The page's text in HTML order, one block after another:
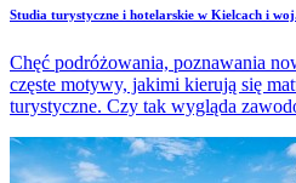
Studia turystyczne i hotelarskie w Kielcach i
Chęć podróżowania, poznawania
częste motywy, jakimi kierują się
turystyczne. Czy tak wygląda